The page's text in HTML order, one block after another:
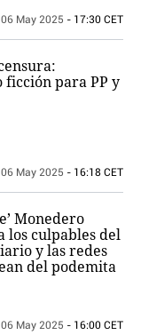
06 May 2025 - 17:30 CET
ficción para PP y
06 May 2025 - 16:18 CET
Monedero
los culpables del
y las redes
del podemita
06 May 2025 - 16:00 CET